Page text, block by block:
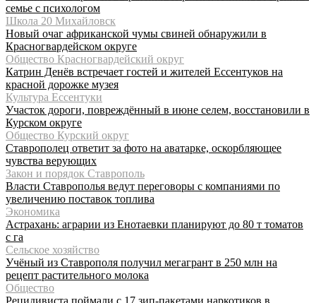
семье с психологом
Школа 20 Михайловск
Новый очаг африканской чумы свиней обнаружили в
Красногвардейском округе
Общество Красногвардейский округ
Катрин Денёв встречает гостей и жителей Ессентуков на
красной дорожке музея
Культура Ессентуки
Участок дороги, повреждённый в июне селем, восстановили в
Курском округе
Общество Курский округ
Ставрополец ответит за фото на аватарке, оскорбляющее
чувства верующих
Закон и порядок Ставрополь
Власти Ставрополья ведут переговоры с компаниями по
увеличению поставок топлива
Экономика
Астрахань: аграрии из Енотаевки планируют до 80 т томатов
с га
Сельское хозяйство
Учёный из Ставрополя получил мегагрант в 250 млн на
рецепт растительного молока
Общество
Рецидивиста поймали с 17 зип-пакетами наркотиков в